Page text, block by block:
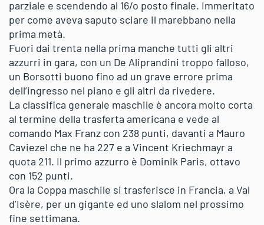
parziale e scendendo al 16/o posto finale. Immeritato
per come aveva saputo sciare il marebbano nella
prima metà.
Fuori dai trenta nella prima manche tutti gli altri
azzurri in gara, con un De Aliprandini troppo falloso,
un Borsotti buono fino ad un grave errore prima
dell’ingresso nel piano e gli altri da rivedere.
La classifica generale maschile è ancora molto corta
al termine della trasferta americana e vede al
comando Max Franz con 238 punti, davanti a Mauro
Caviezel che ne ha 227 e a Vincent Kriechmayr a
quota 211. Il primo azzurro è Dominik Paris, ottavo
con 152 punti.
Ora la Coppa maschile si trasferisce in Francia, a Val
d’Isère, per un gigante ed uno slalom nel prossimo
fine settimana.